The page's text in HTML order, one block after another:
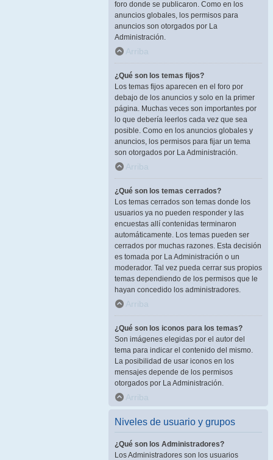
foro donde se publicaron. Como en los
anuncios globales, los permisos para
anuncios son otorgados por La
Administración.
Arriba
¿Qué son los temas fijos?
Los temas fijos aparecen en el foro por
debajo de los anuncios y solo en la primer
página. Muchas veces son importantes por
lo que debería leerlos cada vez que sea
posible. Como en los anuncios globales y
anuncios, los permisos para fijar un tema
son otorgados por La Administración.
Arriba
¿Qué son los temas cerrados?
Los temas cerrados son temas donde los
usuarios ya no pueden responder y las
encuestas allí contenidas terminaron
automáticamente. Los temas pueden ser
cerrados por muchas razones. Esta decisión
es tomada por La Administración o un
moderador. Tal vez pueda cerrar sus propios
temas dependiendo de los permisos que le
hayan concedido los administradores.
Arriba
¿Qué son los iconos para los temas?
Son imágenes elegidas por el autor del
tema para indicar el contenido del mismo.
La posibilidad de usar iconos en los
mensajes depende de los permisos
otorgados por La Administración.
Arriba
Niveles de usuario y grupos
¿Qué son los Administradores?
Los Administradores son los usuarios